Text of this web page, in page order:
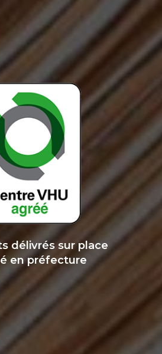
délivrés sur place
en préfecture